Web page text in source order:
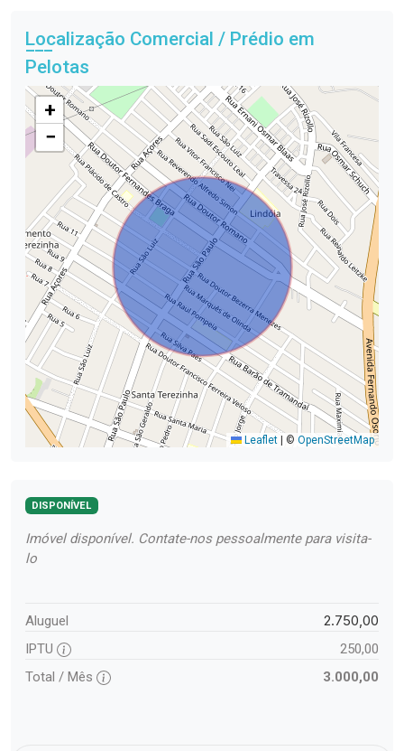
Localização Comercial / Prédio em
Pelotas
+
−
Leaflet | © OpenStreetMap
DISPONÍVEL
Imóvel disponível. Contate-nos pessoalmente para visita-
lo
Aluguel 2.750,00
IPTU
250,00
Total / Mês
3.000,00